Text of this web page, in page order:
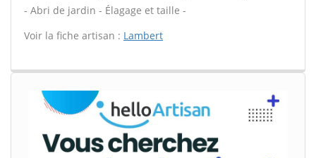
- Abri de jardin - Élagage et taille -
Voir la fiche artisan : Lambert